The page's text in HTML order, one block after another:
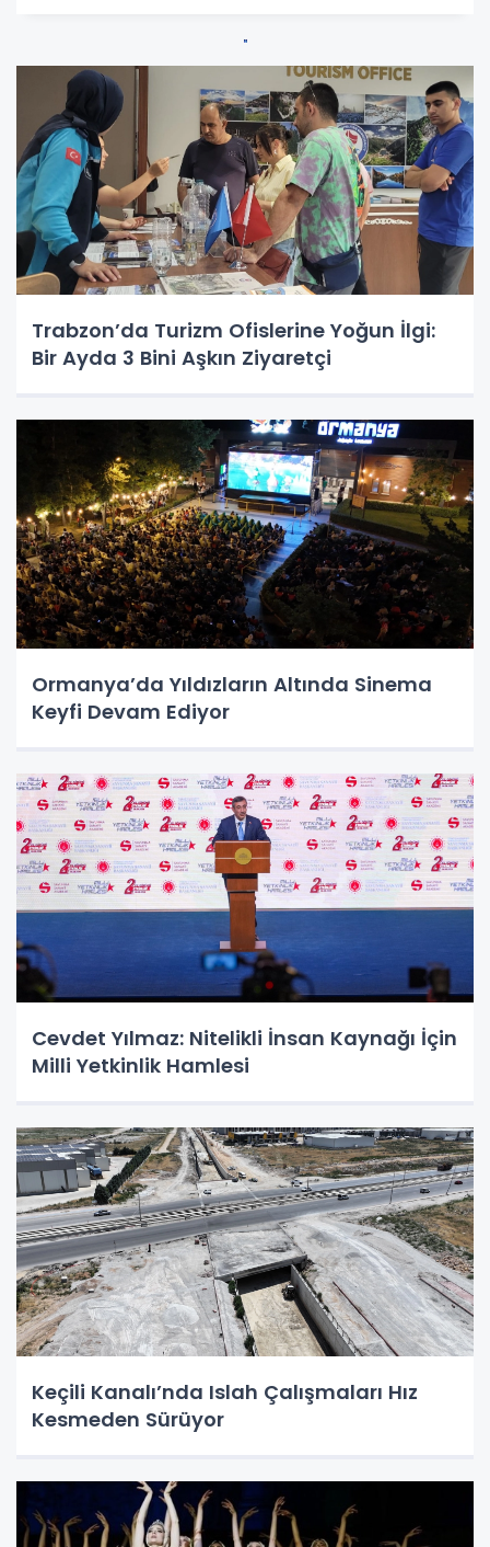
Trabzon’da Turizm Ofislerine Yoğun İlgi:
Bir Ayda 3 Bini Aşkın Ziyaretçi
Ormanya’da Yıldızların Altında Sinema
Keyfi Devam Ediyor
Cevdet Yılmaz: Nitelikli İnsan Kaynağı İçin
Milli Yetkinlik Hamlesi
Keçili Kanalı’nda Islah Çalışmaları Hız
Kesmeden Sürüyor